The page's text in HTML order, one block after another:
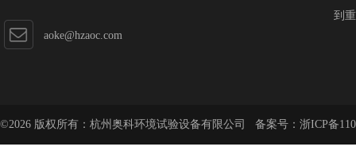
aoke@hzaoc.com
到
©2026 版权所有：杭州奥科环境试验设备有限公司 备案号： 浙ICP备